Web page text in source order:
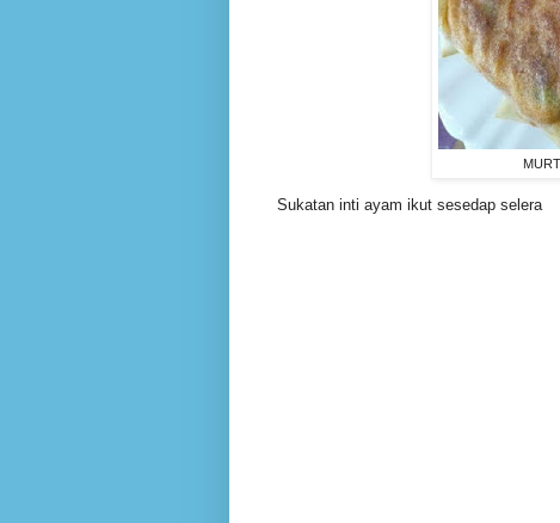
Sukatan inti ayam ikut sesedap selera